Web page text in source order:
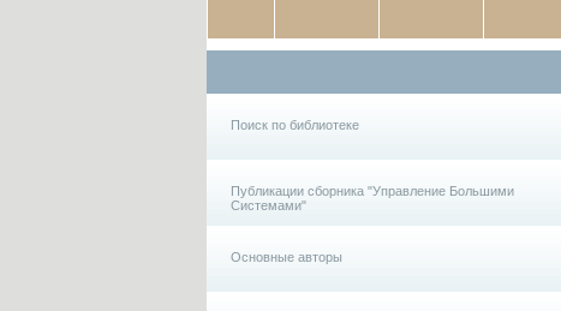
Поиск по библиотеке
Публикации сборника "Управление Большими
Системами"
Основные авторы